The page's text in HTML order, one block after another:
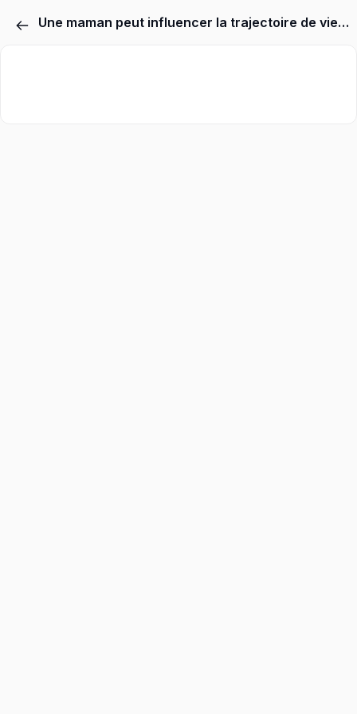
Une maman peut influencer la trajectoire de vie de son enfant mais pas totalement